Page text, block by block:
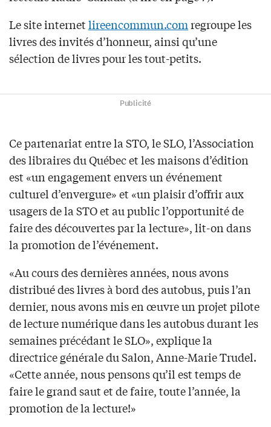
Le site internetlireencommun.comregroupe les
livres des invités d’honneur, ainsi qu’une
sélection de livres pour les tout-petits.
Publicité
Ce partenariat entre la STO, le SLO, l’Association
des libraires du Québec et les maisons d’édition
est «un engagement envers un événement
culturel d’envergure» et «un plaisir d’offrir aux
usagers de la STO et au public l’opportunité de
faire des découvertes par la lecture», lit-on dans
la promotion de l’événement.
«Au cours des dernières années, nous avons
distribué des livres à bord des autobus, puis l’an
dernier, nous avons mis en œuvre un projet pilote
de lecture numérique dans les autobus durant les
semaines précédant le SLO», explique la
directrice générale du Salon, Anne-Marie Trudel.
«Cette année, nous pensons qu’il est temps de
faire le grand saut et de faire, toute l’année, la
promotion de la lecture!»